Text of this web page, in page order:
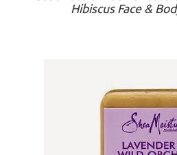
Hibiscus Face &